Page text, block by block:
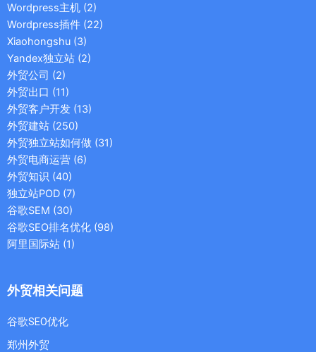
Wordpress主机 (2)
Wordpress插件 (22)
Xiaohongshu (3)
Yandex独立站 (2)
外贸公司 (2)
外贸出口 (11)
外贸客户开发 (13)
外贸建站 (250)
外贸独立站如何做 (31)
外贸电商运营 (6)
外贸知识 (40)
独立站POD (7)
谷歌SEM (30)
谷歌SEO排名优化 (98)
阿里国际站 (1)
外贸相关问题
谷歌SEO优化
郑州外贸